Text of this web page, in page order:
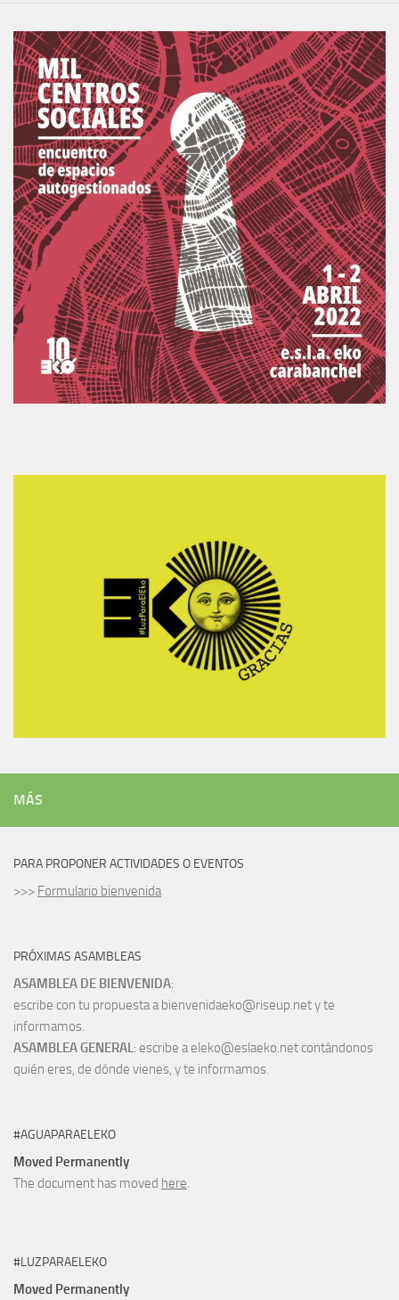
MÁS
PARA PROPONER ACTIVIDADES O EVENTOS
>>> Formulario bienvenida
PRÓXIMAS ASAMBLEAS
ASAMBLEA DE BIENVENIDA:
escribe con tu propuesta a bienvenidaeko@riseup.net y te
informamos.
ASAMBLEA GENERAL: escribe a eleko@eslaeko.net contándonos
quién eres, de dónde vienes, y te informamos.
#AGUAPARAELEKO
Moved Permanently
The document has moved here.
#LUZPARAELEKO
Moved Permanently